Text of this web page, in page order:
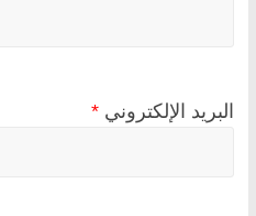
البريد الإلكتروني *